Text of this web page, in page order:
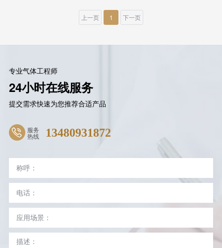
上一页 1 下一页
专业气体工程师
24小时在线服务
提交需求快速为您推荐合适产品
服务
热线 13480931872